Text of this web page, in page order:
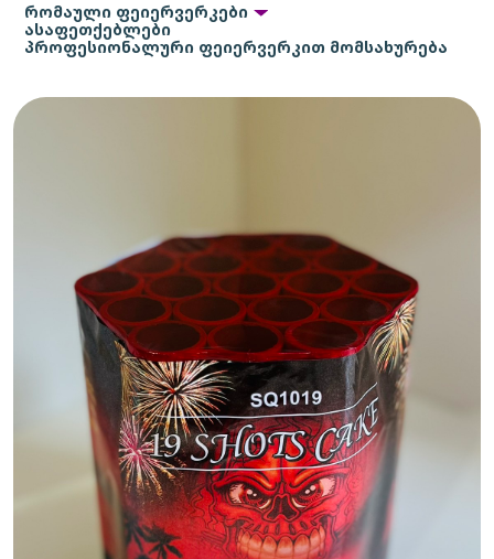
რომაული ფეიერვერკები
ასაფეთქებლები
პროფესიონალური ფეიერვერკით მომსახურება